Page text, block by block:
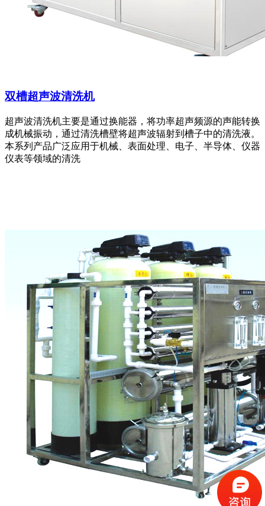
双槽超声波清洗机
超声波清洗机主要是通过换能器，将功率超声频源的声能转换
成机械振动，通过清洗槽壁将超声波辐射到槽子中的清洗液。
本系列产品广泛应用于机械、表面处理、电子、半导体、仪器
仪表等领域的清洗